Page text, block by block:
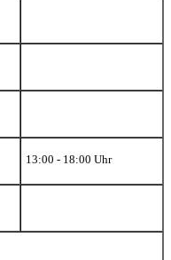
13:00 - 18:00 Uhr